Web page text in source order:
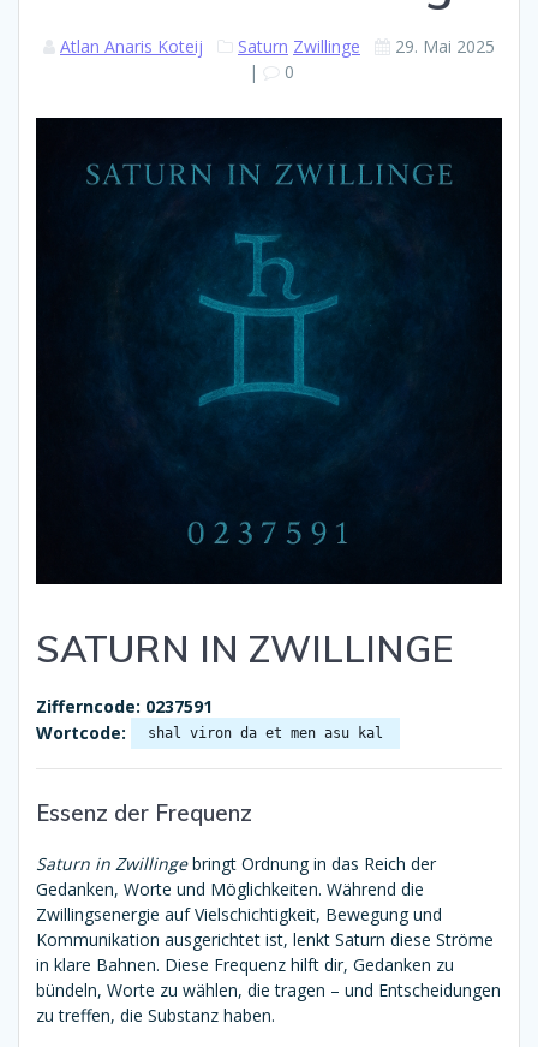
Atlan Anaris Koteij Saturn Zwillinge
29. Mai 2025
|
0
SATURN IN ZWILLINGE
Zifferncode: 0237591
Wortcode:
shal viron da et men asu kal
Essenz der Frequenz
Saturn in Zwillingebringt Ordnung in das Reich der
Gedanken, Worte und Möglichkeiten. Während die
Zwillingsenergie auf Vielschichtigkeit, Bewegung und
Kommunikation ausgerichtet ist, lenkt Saturn diese Ströme
in klare Bahnen. Diese Frequenz hilft dir, Gedanken zu
bündeln, Worte zu wählen, die tragen – und Entscheidungen
zu treffen, die Substanz haben.